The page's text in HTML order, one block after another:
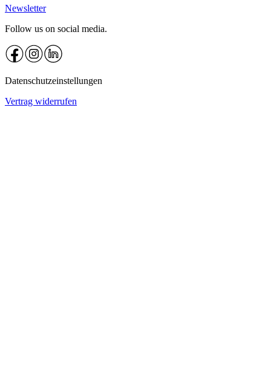
Newsletter
Follow us on social media.
Datenschutzeinstellungen
Vertrag widerrufen